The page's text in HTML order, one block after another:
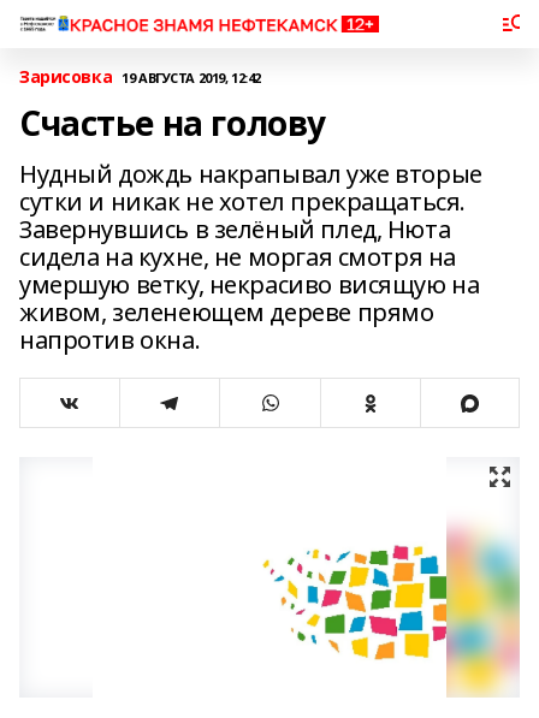
Зарисовка 19 АВГУСТА 2019, 12:42
Счастье на голову
Нудный дождь накрапывал уже вторые
сутки и никак не хотел прекращаться.
Завернувшись в зелёный плед, Нюта
сидела на кухне, не моргая смотря на
умершую ветку, некрасиво висящую на
живом, зеленеющем дереве прямо
напротив окна.